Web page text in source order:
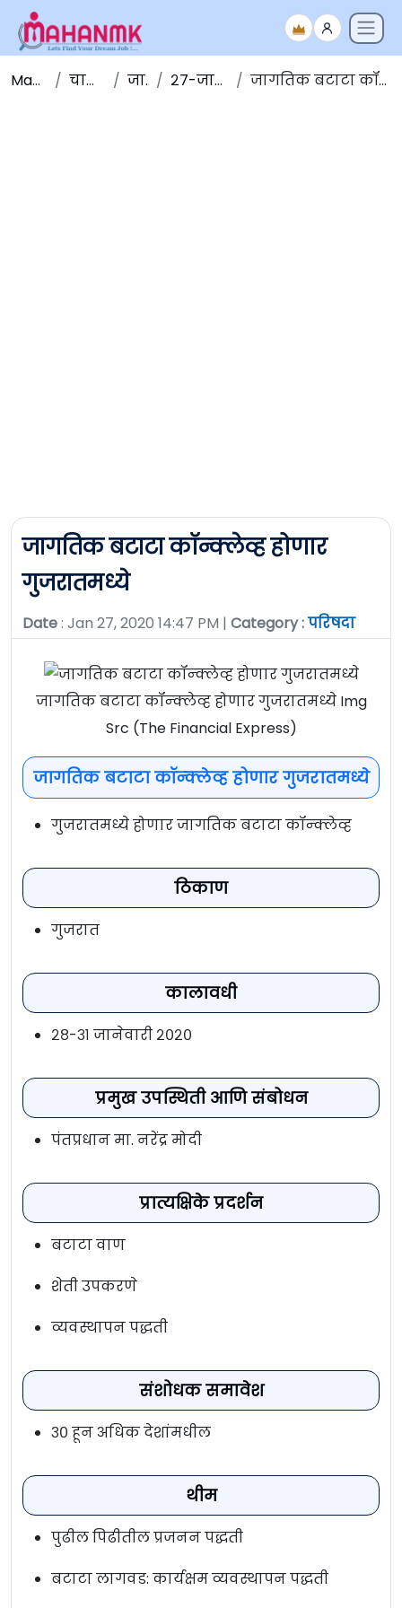
Maha NMK चालू घडामोडी जानेवारी २७-जानेवारी -२०२० जागतिक बटाटा कॉन्क्लेव्ह होणार गुजरातमध्ये
जागतिक बटाटा कॉन्क्लेव्ह होणार
गुजरातमध्ये
Date: Jan 27, 2020 14:47 PM | Category :परिषदा
जागतिक बटाटा कॉन्क्लेव्ह होणार गुजरातमध्ये Img
Src (The Financial Express)
जागतिक बटाटा कॉन्क्लेव्ह होणार गुजरातमध्ये
गुजरातमध्ये होणार जागतिक बटाटा कॉन्क्लेव्ह
ठिकाण
गुजरात
कालावधी
२८-३१ जानेवारी २०२०
प्रमुख उपस्थिती आणि संबोधन
पंतप्रधान मा. नरेंद्र मोदी
प्रात्यक्षिके प्रदर्शन
बटाटा वाण
शेती उपकरणे
व्यवस्थापन पद्धती
संशोधक समावेश
३० हून अधिक देशांमधील
थीम
पुढील पिढीतील प्रजनन पद्धती
बटाटा लागवड: कार्यक्षम व्यवस्थापन पद्धती